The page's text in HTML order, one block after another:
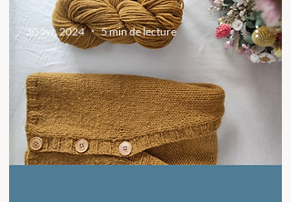
30 avr. 2024 5 min de lecture